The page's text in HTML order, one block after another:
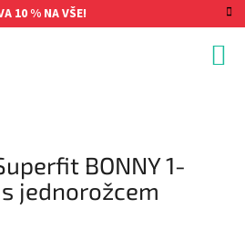
10 % NA VŠE!
BONNY 1-
jednorožcem